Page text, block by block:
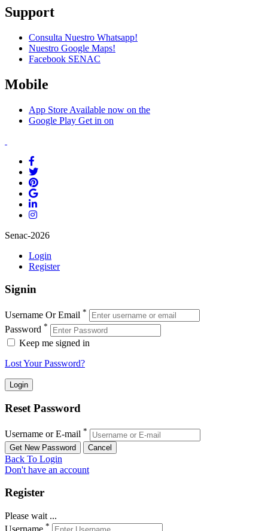
Support
Consulta Nuestro Whatsapp!
Nuestro Google Maps!
Facebook SENAC
Mobile
App Store Available now on the
Google Play Get in on
Senac-2026
Login
Register
Signin
Username Or Email *
Password *
Keep me signed in
Lost Your Password?
Reset Password
Username or E-mail *
Back To Login
Don't have an account
Register
Please wait ...
*